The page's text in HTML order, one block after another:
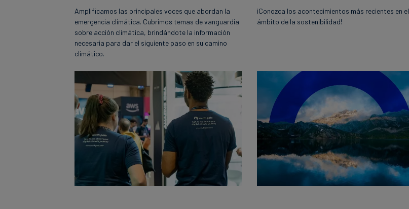
Amplificamos las principales voces que abordan la
emergencia climática. Cubrimos temas de vanguardia
sobre acción climática, brindándote la información
necesaria para dar el siguiente paso en su camino
climático.
¡Conozca los acontecimientos más recientes en el
ámbito de la sostenibilidad!